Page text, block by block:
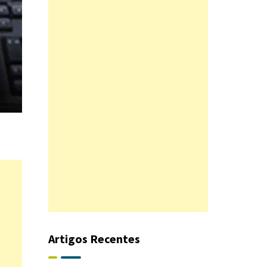
Artigos Recentes